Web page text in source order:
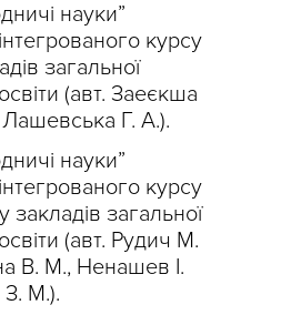
науки”
курсу
загальної
(авт. Заеєкша
Г. А.).
науки”
курсу
закладів загальної
(авт. Рудич М.
В. М., Ненашев І.
М.).